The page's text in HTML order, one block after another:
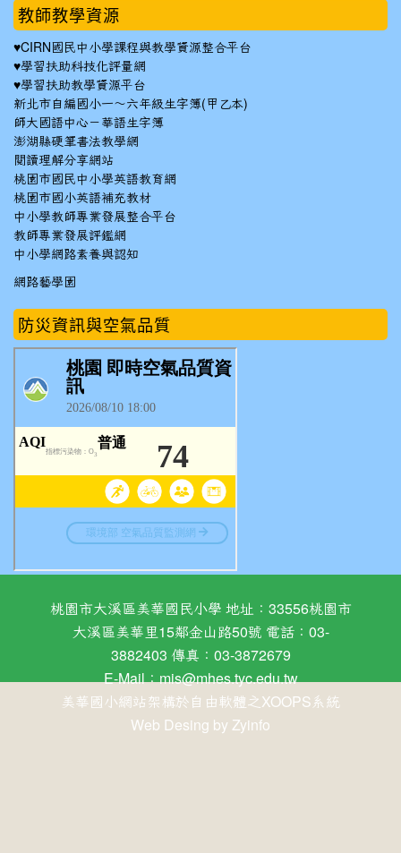
教師教學資源
♥CIRN國民中小學課程與教學資源整合平台
♥學習扶助科技化評量網
♥學習扶助教學資源平台
新北市自編國小一～六年級生字簿(甲乙本)
師大國語中心－華語生字簿
澎湖縣硬筆書法教學網
閱讀理解分享網站
桃園市國民中小學英語教育網
桃園市國小英語補充教材
中小學教師專業發展整合平台
教師專業發展評鑑網
中小學網路素養與認知
網路藝學園
防災資訊與空氣品質
桃園市大溪區美華國民小學 地址：33556桃園市
大溪區美華里15鄰金山路50號 電話：03-
3882403 傳真：03-3872679
E-Mail：mis@mhes.tyc.edu.tw
美華國小網站架構於自由軟體之XOOPS系統
Web Desing by Zyinfo